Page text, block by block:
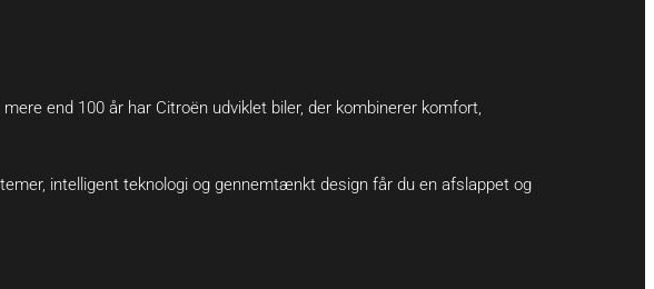
end 100 år har Citroën udviklet biler, der kombinerer komfort,
intelligent teknologi og gennemtænkt design får du en afslappet og